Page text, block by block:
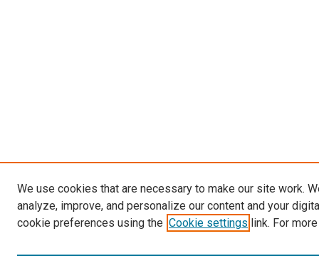
We use cookies that are necessary to make our site work.
analyze, improve, and personalize our content and your
cookie preferences using the Cookie settings link. For